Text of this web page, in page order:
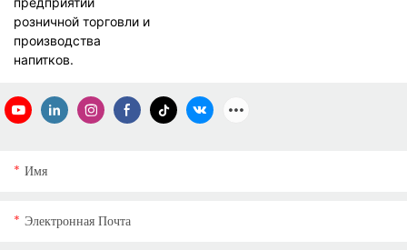
Имя
Электронная Почта